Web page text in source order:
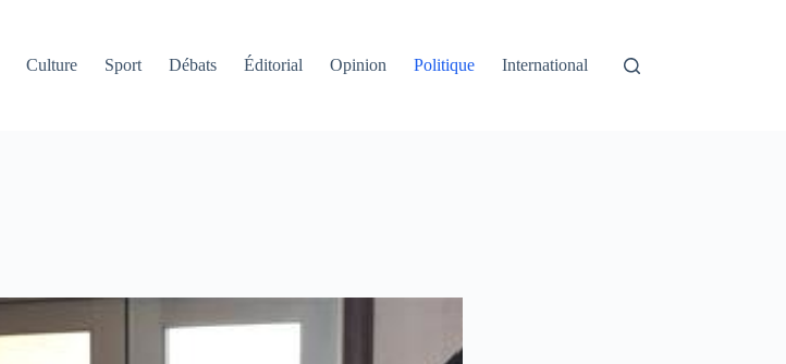
Culture Sport Débats Éditorial Opinion Politique International